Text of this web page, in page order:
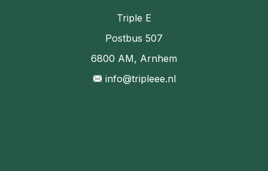
Triple E
Postbus 507
6800 AM, Arnhem
info@tripleee.nl